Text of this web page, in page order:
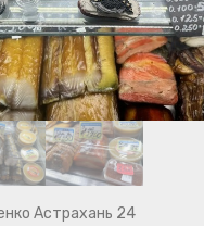
Астрахань 24